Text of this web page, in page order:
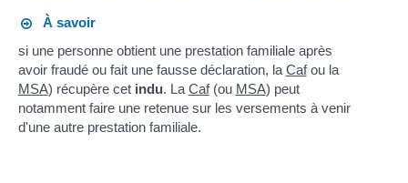
À savoir
si une personne obtient une prestation familiale après
avoir fraudé ou fait une fausse déclaration, la Cafou la
MSA) récupère cetindu. La Caf(ou MSA) peut
notamment faire une retenue sur les versements à venir
d'une autre prestation familiale.